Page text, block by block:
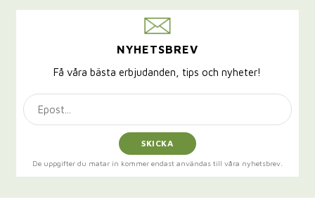
NYHETSBREV
Få våra bästa erbjudanden, tips och nyheter!
SKICKA
De uppgifter du matar in kommer endast användas till våra nyhetsbrev.